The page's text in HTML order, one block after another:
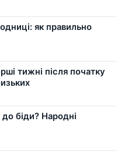
як правильно
тижні після початку
біди? Народні